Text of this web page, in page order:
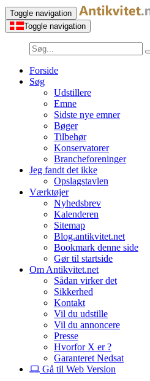
Toggle navigation
Toggle navigation
Forside
Søg
Udstillere
Emne
Sidste nye emner
Bøger
Tilbehør
Konservatorer
Brancheforeninger
Jeg fandt det ikke
Opslagstavlen
Værktøjer
Nyhedsbrev
Kalenderen
Sitemap
Blog.antikvitet.net
Bookmark denne side
Gør til startside
Om Antikvitet.net
Sådan virker det
Sikkerhed
Kontakt
Vil du udstille
Vil du annoncere
Presse
Hvorfor X er ?
Garanteret Nedsat
Gå til Web Version